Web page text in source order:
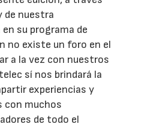
de nuestra
su programa de
no existe un foro en el
a la vez con nuestros
sí nos brindará la
experiencias y
con muchos
de todo el